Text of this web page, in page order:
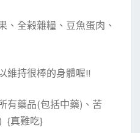
、全榖雜糧、豆魚蛋肉、
維持很棒的身體喔!!
有藥品(包括中藥)、苦
{真難吃}